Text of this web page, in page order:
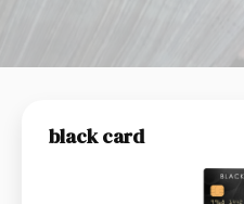
black card